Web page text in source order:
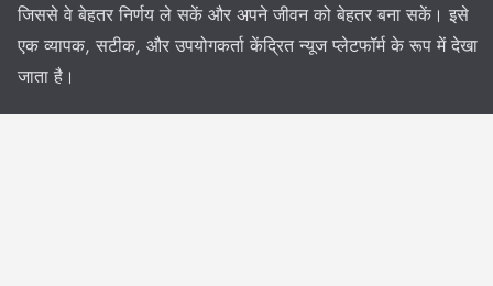
जिससे वे बेहतर निर्णय ले सकें और अपने जीवन को बेहतर बना सकें। इसे
एक व्यापक, सटीक, और उपयोगकर्ता केंद्रित न्यूज प्लेटफॉर्म के रूप में देखा
जाता है।